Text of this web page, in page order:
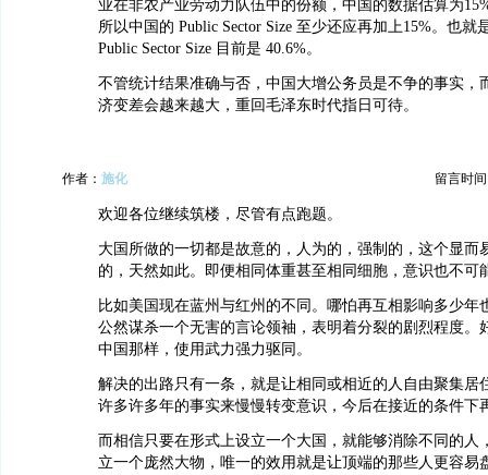
业在非农产业劳动力队伍中的份额，中国的数据估算为
所以中国的 Public Sector Size 至少还应再加上15%。也就
Public Sector Size 目前是 40.6%。
不管统计结果准确与否，中国大增公务员是不争的事实，
济变差会越来越大，重回毛泽东时代指日可待。
作者： 施化 留言时间
欢迎各位继续筑楼，尽管有点跑题。
大国所做的一切都是故意的，人为的，强制的，这个显而
的，天然如此。即便相同体重甚至相同细胞，意识也不可
比如美国现在蓝州与红州的不同。哪怕再互相影响多少年
公然谋杀一个无害的言论领袖，表明着分裂的剧烈程度。
中国那样，使用武力强力驱同。
解决的出路只有一条，就是让相同或相近的人自由聚集居
许多许多年的事实来慢慢转变意识，今后在接近的条件下
而相信只要在形式上设立一个大国，就能够消除不同的人
立一个庞然大物，唯一的效用就是让顶端的那些人更容易